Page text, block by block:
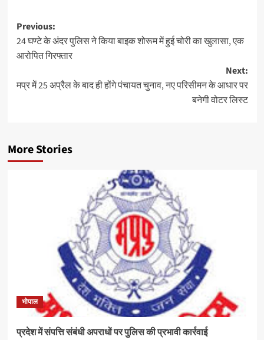
Post
navigation
Previous:
24 घण्टे के अंदर पुलिस ने किया बाइक शोरूम में हुई चोरी का खुलासा, एक
आरोपित गिरफ्तार
Next:
मप्र में 25 अप्रैल के बाद ही होंगे पंचायत चुनाव, नए परिसीमन के आधार पर
बनेगी वोटर लिस्ट
More Stories
भोपाल
प्रदेश में संपत्ति संबंधी अपराधों पर पुलिस की प्रभावी कार्रवाई